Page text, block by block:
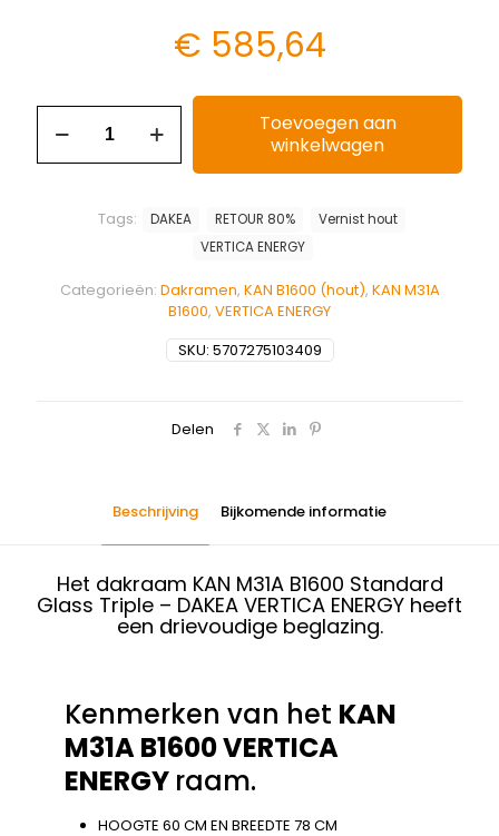
€ 585,64
Toevoegen aan
winkelwagen
SKU: 5707275103409
Categorieën: Dakramen, KAN B1600 (hout), KAN M31A
B1600, VERTICA ENERGY
Tags: DAKEA RETOUR 80%
Vernist hout
VERTICA ENERGY
Delen
Beschrijving Bijkomende informatie
Het dakraam KAN M31A B1600 Standard
Glass Triple – DAKEA VERTICA ENERGY heeft
een drievoudige beglazing.
Kenmerken van het KAN
M31A B1600 VERTICA
ENERGY raam.
HOOGTE 60 CM EN BREEDTE 78 CM